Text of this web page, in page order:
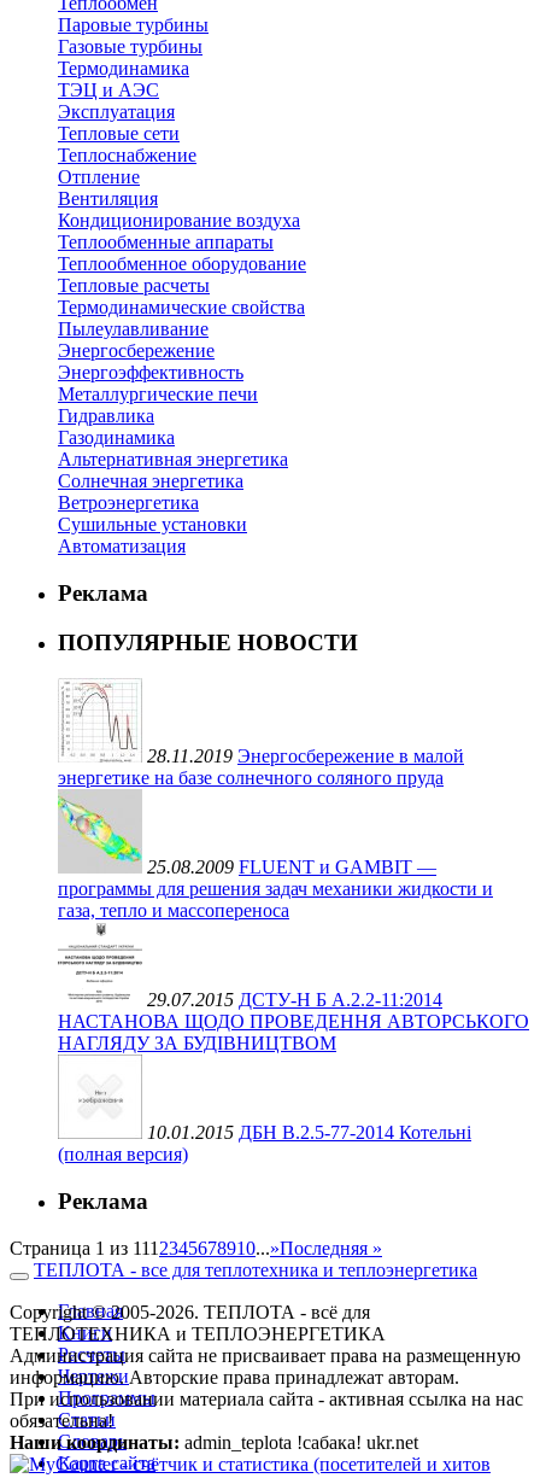
Паровые турбины
Газовые турбины
Термодинамика
ТЭЦ и АЭС
Эксплуатация
Тепловые сети
Теплоснабжение
Отпление
Вентиляция
Кондиционирование воздуха
Теплообменные аппараты
Теплообменное оборудование
Тепловые расчеты
Термодинамические свойства
Пылеулавливание
Энергосбережение
Энергоэффективность
Металлургические печи
Гидравлика
Газодинамика
Альтернативная энергетика
Солнечная энергетика
Ветроэнергетика
Сушильные установки
Автоматизация
Реклама
ПОПУЛЯРНЫЕ НОВОСТИ
28.11.2019 Энергосбережение в малой
энергетике на базе солнечного соляного пруда
25.08.2009 FLUENT и GAMBIT —
программы для решения задач механики жидкости и
газа, тепло и массопереноса
29.07.2015 ДСТУ-Н Б А.2.2-11:2014
НАСТАНОВА ЩОДО ПРОВЕДЕННЯ АВТОРСЬКОГО
НАГЛЯДУ ЗА БУДІВНИЦТВОМ
10.01.2015 ДБН В.2.5-77-2014 Котельні
(полная версия)
Реклама
Страница 1 из 111 2345678910...»Последняя »
ТЕПЛОТА - все для теплотехника и теплоэнергетика
Главная
Книги
Расчеты
Чертежи
Программы
Статьи
Словарь
Карта сайта
Copyright © 2005-2026. ТЕПЛОТА - всё для
ТЕПЛОТЕХНИКА и ТЕПЛОЭНЕРГЕТИКА
Администрация сайта не присваивает права на размещенную
информацию. Авторские права принадлежат авторам.
При использовании материала сайта - активная ссылка на нас
обязательна!
Наши координаты: admin_teplota !сабака! ukr.net